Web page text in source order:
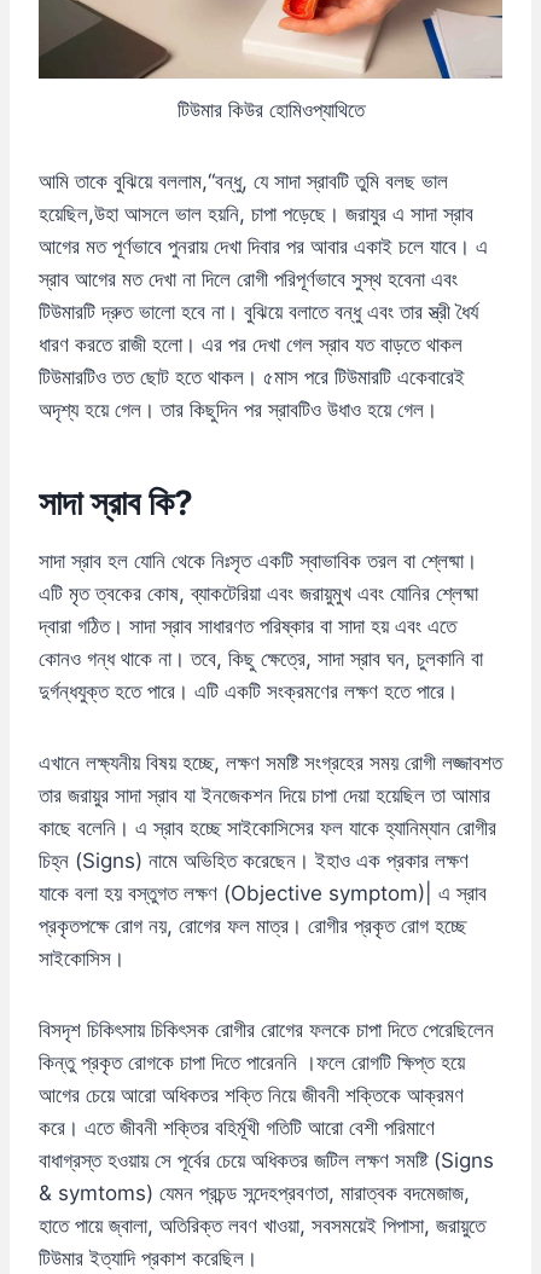
টিউমার কিউর হোমিওপ্যাথিতে
আমি তাকে বুঝিয়ে বললাম,“বন্ধু, যে সাদা স্রাবটি তুমি বলছ ভাল
হয়েছিল,উহা আসলে ভাল হয়নি, চাপা পড়েছে। জরাযুর এ সাদা স্রাব
আগের মত পূর্ণভাবে পুনরায় দেখা দিবার পর আবার একাই চলে যাবে। এ
স্রাব আগের মত দেখা না দিলে রোগী পরিপূর্ণভাবে সুস্থ হবেনা এবং
টিউমারটি দ্রুত ভালো হবে না। বুঝিয়ে বলাতে বন্ধু এবং তার স্ত্রী ধৈর্য
ধারণ করতে রাজী হলো। এর পর দেখা গেল স্রাব যত বাড়তে থাকল
টিউমারটিও তত ছোট হতে থাকল। ৫মাস পরে টিউমারটি একেবারেই
অদৃশ্য হয়ে গেল। তার কিছুদিন পর স্রাবটিও উধাও হয়ে গেল।
সাদা স্রাব কি?
সাদা স্রাব হল যোনি থেকে নিঃসৃত একটি স্বাভাবিক তরল বা শ্লেষ্মা।
এটি মৃত ত্বকের কোষ, ব্যাকটেরিয়া এবং জরায়ুমুখ এবং যোনির শ্লেষ্মা
দ্বারা গঠিত। সাদা স্রাব সাধারণত পরিষ্কার বা সাদা হয় এবং এতে
কোনও গন্ধ থাকে না। তবে, কিছু ক্ষেত্রে, সাদা স্রাব ঘন, চুলকানি বা
দুর্গন্ধযুক্ত হতে পারে। এটি একটি সংক্রমণের লক্ষণ হতে পারে।
এখানে লক্ষ্যনীয় বিষয় হচ্ছে, লক্ষণ সমষ্টি সংগ্রহের সময় রোগী লজ্জাবশত
তার জরায়ুর সাদা স্রাব যা ইনজেকশন দিয়ে চাপা দেয়া হয়েছিল তা আমার
কাছে বলেনি। এ স্রাব হচ্ছে সাইকোসিসের ফল যাকে হ্যানিম্যান রোগীর
চিহ্ন (Signs) নামে অভিহিত করেছেন। ইহাও এক প্রকার লক্ষণ
যাকে বলা হয় বস্তুগত লক্ষণ (Objective symptom)| এ স্রাব
প্রকৃতপক্ষে রোগ নয়, রোগের ফল মাত্র। রোগীর প্রকৃত রোগ হচ্ছে
সাইকোসিস।
বিসদৃশ চিকিৎসায় চিকিৎসক রোগীর রোগের ফলকে চাপা দিতে পেরেছিলেন
কিন্তু প্রকৃত রোগকে চাপা দিতে পারেননি ।ফলে রোগটি ক্ষিপ্ত হয়ে
আগের চেয়ে আরো অধিকতর শক্তি নিয়ে জীবনী শক্তিকে আক্রমণ
করে। এতে জীবনী শক্তির বহির্মূখী গতিটি আরো বেশী পরিমাণে
বাধাগ্রস্ত হওয়ায় সে পূর্বের চেয়ে অধিকতর জটিল লক্ষণ সমষ্টি (Signs
& symtoms) যেমন প্রচন্ড সন্দেহপ্রবণতা, মারাত্বক বদমেজাজ,
হাতে পায়ে জ্বালা, অতিরিক্ত লবণ খাওয়া, সবসময়েই পিপাসা, জরায়ুতে
টিউমার ইত্যাদি প্রকাশ করেছিল।